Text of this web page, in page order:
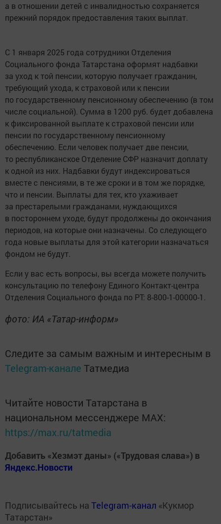
а в отношении детей с инвалидностью сохраняется
прежний порядок предоставления таких выплат.
С 1 января 2025 года сотрудники Отделения
Социального фонда Татарстана оформят надбавки
за уход к той пенсии, которую получает гражданин,
требующий ухода, к страховой или к пенсии
по государственному пенсионному обеспечению (в том
числе социальной). Сумма в 1200 руб. будет добавлена
к фиксированной выплате к страховой пенсии или
пенсии по государственному пенсионному
обеспечению. Если человек получает две пенсии,
то республиканское Отделение СФР назначит доплату
к одной из них. Надбавки будут индексироваться
вместе с пенсиями, в те же сроки и в том же порядке,
что и пенсии. Выплаты для тех, кто ухаживает
за престарелыми гражданами, нуждающихся
в постороннем уходе, будут продолжены до окончания
периодов, на которые они назначены. Со следующего
года новые выплаты для этой категории назначаться
фондом не будут.
Если у вас есть вопросы, вы всегда можете получить
консультацию по телефону Единого Контакт-центра
Отделения Социального фонда по РТ: 8-800-1-00000-1.
фото: ИА «Татар-информ»
Следите за самым важным и интересным в
Telegram-канале Татмедиа
Читайте новости Татарстана в
национальном мессенджере MАХ:
https://max.ru/tatmedia
Добавить «Хезмэт даны» («Трудовая слава») в
Яндекс.Новости
Подписывайтесь на Telegram-канал «Кукмор
Татарстан»